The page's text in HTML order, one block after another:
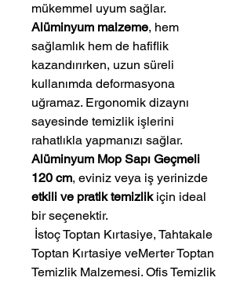
mükemmel uyum sağlar.
Alüminyum malzeme, hem
sağlamlık hem de hafiflik
kazandırırken, uzun süreli
kullanımda deformasyona
uğramaz. Ergonomik dizaynı
sayesinde temizlik işlerini
rahatlıkla yapmanızı sağlar.
Alüminyum Mop Sapı Geçmeli
120 cm, eviniz veya iş yerinizde
etkili ve pratik temizlikiçin ideal
bir seçenektir.
Toptan Kırtasiye veMerter Toptan
Temizlik Malzemesi. Ofis Temizlik